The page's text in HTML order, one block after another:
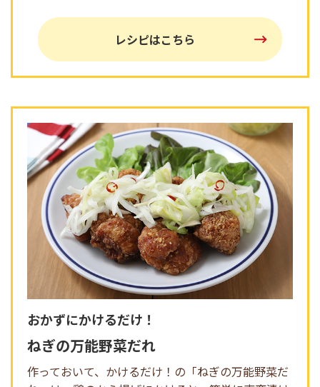
レシピはこちら
おかずにかけるだけ！
ねぎの万能野菜だれ
作っておいて、かけるだけ！の「ねぎの万能野菜だ